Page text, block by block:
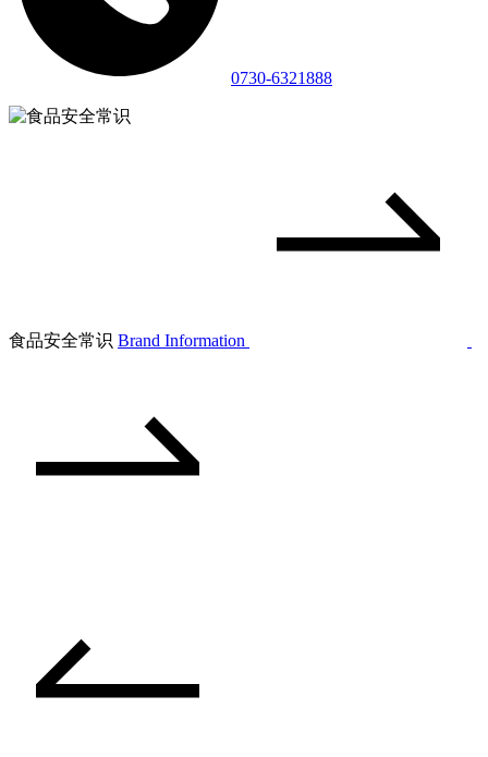
0730-6321888
食品安全常识 Brand Information